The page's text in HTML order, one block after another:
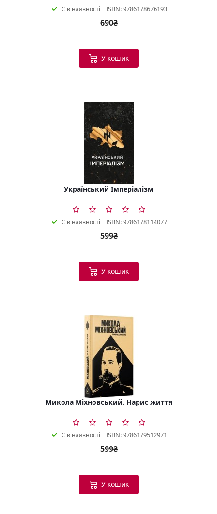
Є в наявності ISBN: 9786178676193
690₴
У кошик
Український Імперіалізм
Є в наявності ISBN: 9786178114077
599₴
У кошик
Микола Міхновський. Нарис життя
Є в наявності ISBN: 9786179512971
599₴
У кошик